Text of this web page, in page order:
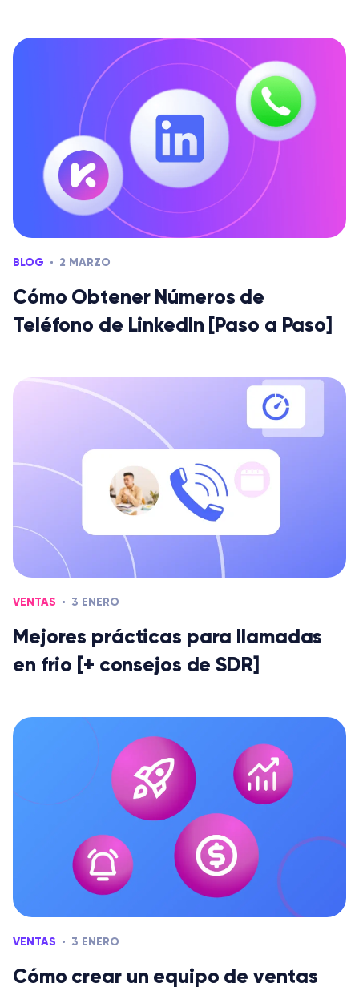
BLOG 2 MARZO
Cómo Obtener Números de
Teléfono de LinkedIn [Paso a Paso]
VENTAS 3 ENERO
Mejores prácticas para llamadas
en frio [+ consejos de SDR]
VENTAS 3 ENERO
Cómo crear un equipo de ventas